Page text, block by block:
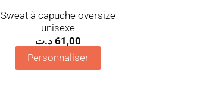
Sweat à capuche oversize
unisexe
61,00 د.ت
Personnaliser